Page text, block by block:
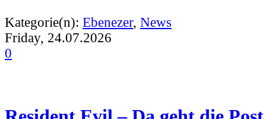
Kategorie(n): Ebenezer, News
Friday, 24.07.2026
0